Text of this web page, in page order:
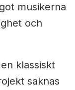
musikerna
och
klassiskt
saknas